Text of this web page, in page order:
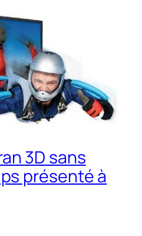
3D sans
présenté à